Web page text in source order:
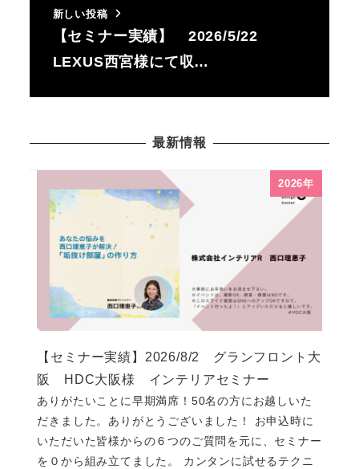
新しい投稿
【セミナー実績】 2026/5/22
LEXUS西宮様にて収…
最新情報
2026年
【セミナー実績】2026/8/2 グランフロント大
阪 HDC大阪様 インテリアセミナー
ありがたいことに早期満席！50名の方にお越しいた
だきました。ありがとうございました！ お申込時に
いただいた皆様からの６つのご質問を元に、セミナー
を０から組み立てました。 カンタンに試せるテクニ